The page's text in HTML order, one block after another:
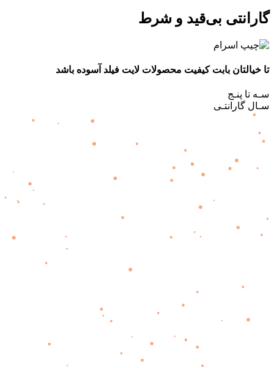
گارانتی بی‌قید و شرط
تا خیالتان بابت کیفیت محصولات لایت فیلد آسوده باشد
سـه تا پنـج
سـال گارانتـی